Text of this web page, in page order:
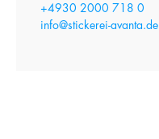
+4930 2000 718 0
info@stickerei-avanta.de